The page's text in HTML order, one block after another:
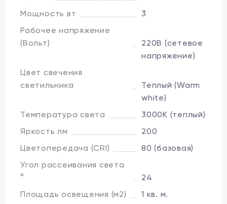
Мощность вт
3
Рабочее напряжение
(Вольт)
220В (сетевое
напряжение)
Цвет свечения
светильника
Теплый (Warm
white)
Температура света
3000K (теплый)
Яркость лм
200
Цветопередача (CRI)
80 (базовая)
Угол рассеивания света
°
24
Площадь освещения (м2)
1 кв. м.